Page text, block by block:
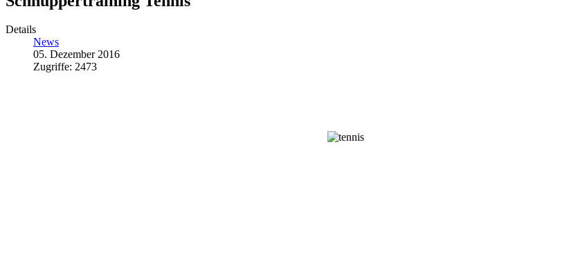
Details
News
05. Dezember 2016
Zugriffe: 2473